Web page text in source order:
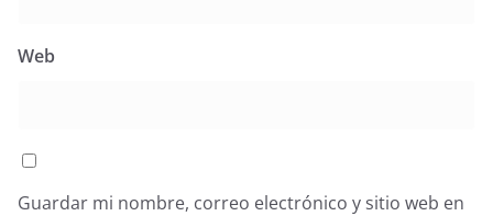
Web
Guardar mi nombre, correo electrónico y sitio web en